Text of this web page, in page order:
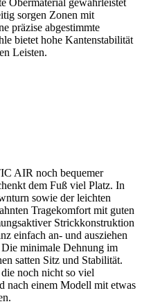
sorgen Zonen mit
präzise abgestimmte
bietet hohe Kantenstabilität
Leisten.
AIR noch bequemer
dem Fuß viel Platz. In
sowie der leichten
Tragekomfort mit guten
Strickkonstruktion
einfach an- und ausziehen
minimale Dehnung im
satten Sitz und Stabilität.
noch nicht so viel
nach einem Modell mit etwas